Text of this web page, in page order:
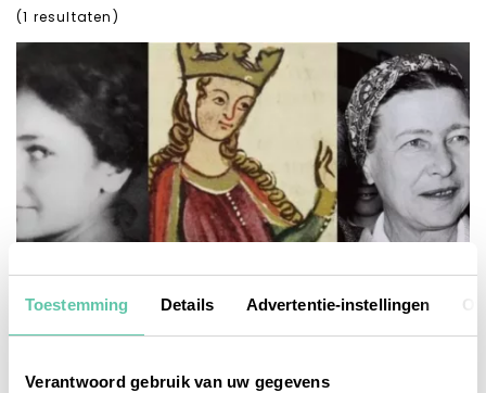
Toestemming Details Advertentie-instellingen
Verantwoord gebruik van uw gegevens
(1 resultaten)